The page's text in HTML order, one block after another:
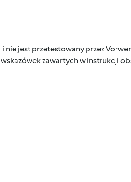
nie jest przetestowany przez
zawartych w instrukcji